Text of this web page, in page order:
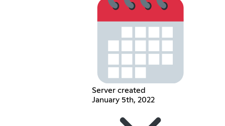
Server created
January 5th, 2022